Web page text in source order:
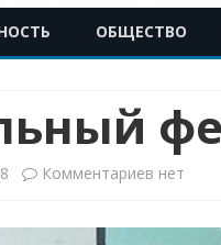
ОБЩЕСТВО
Комментариев кнет